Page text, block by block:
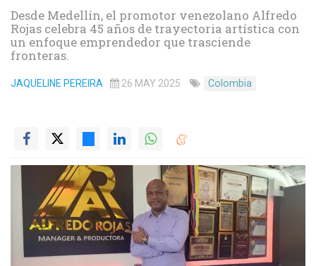
Desde Medellín, el promotor venezolano Alfredo
Rojas celebra 45 años de trayectoria artística con
un enfoque emprendedor que trasciende
fronteras.
JAQUELINE PEREIRA 26 MAY 2025 Colombia